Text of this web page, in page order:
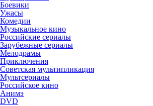
Боевики
Ужасы
Комедии
Музыкальное кино
Российские сериалы
Зарубежные сериалы
Мелодрамы
Приключения
Советская мультипликация
Мультсериалы
Российское кино
Анимэ
DVD